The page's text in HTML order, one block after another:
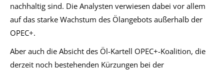
nachhaltig sind. Die Analysten verwiesen dabei vor allem
auf das starke Wachstum des Ölangebots außerhalb der
OPEC+.
Aber auch die Absicht des Öl-Kartell OPEC+-Koalition, die
derzeit noch bestehenden Kürzungen bei der